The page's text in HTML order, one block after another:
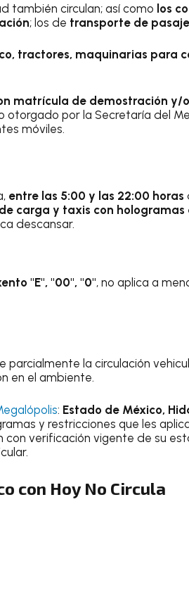
también circulan; así como los
; los de transporte de
tractores, maquinarias para
matrícula de demostración y/
otorgado por la Secretaría del
móviles.
entre las 5:00 y las 22:00 horas
carga y taxis con hologramas
descansar.
"E", "00", "0", no aplica a
parcialmente la circulación
en el ambiente.
: Estado de México,
y restricciones que les
con verificación vigente de su
con Hoy No Circula